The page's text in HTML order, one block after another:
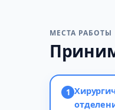
МЕСТА РАБОТЫ
1